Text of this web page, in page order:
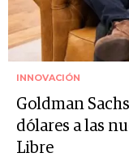
INNOVACIÓN
Goldman
dólares a las
Libre